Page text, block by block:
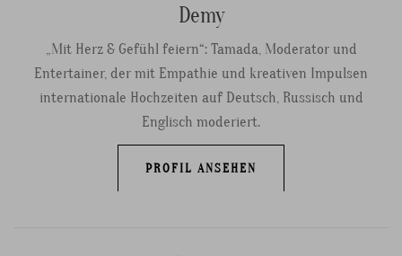
Demy
„Mit Herz & Gefühl feiern“: Tamada, Moderator und
Entertainer, der mit Empathie und kreativen Impulsen
internationale Hochzeiten auf Deutsch, Russisch und
Englisch moderiert.
PROFIL ANSEHEN